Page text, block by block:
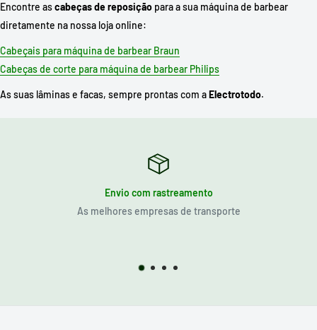
Encontre ascabeças de reposição para a sua máquina de barbear
diretamente na nossa loja online:
Cabeçais para máquina de barbear Braun
Cabeças de corte para máquina de barbear Philips
As suas lâminas e facas, sempre prontas com aElectrotodo.
Envio com rastreamento
As melhores empresas de transporte